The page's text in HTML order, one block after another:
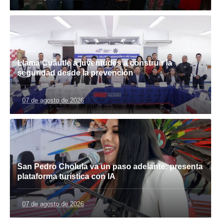
Llama Cuautle a juventudes a construir la
seguridad desde la prevención
07 de agosto de 2026
San Pedro Cholula va un paso adelante: presenta
plataforma turística con IA
07 de agosto de 2026